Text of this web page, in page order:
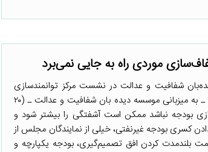
موردی راه به جایی نمی‌برد
شفافیت و عدالت در نشست مرکز توانمندسازی
حاکمیت و جامعه با موضوع «شفافیت بودجه» ـ به میزبانی موسسه دیده بان شفافیت و عدالت ـ (۲۰
بودجه نباشد ممکن است آشفتگی را بیشتر شود و
کسری بودجه غیرنفتی، خیلی از نمایندگان مجلس از
بلندمدت کردن افق تصمیم‌گیری، بودجه یکپارچه و